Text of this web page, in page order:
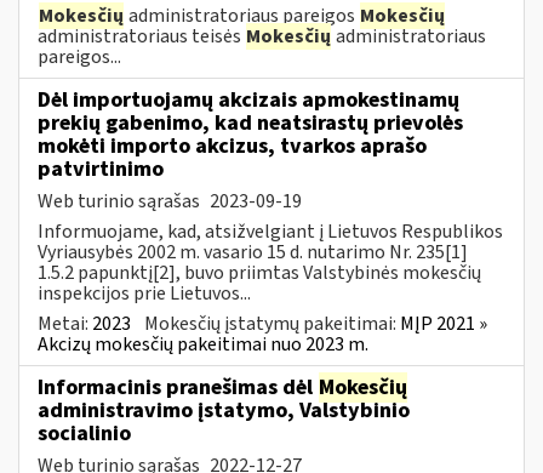
Mokesčių administratoriaus pareigos Mokesčių
administratoriaus teisės Mokesčių administratoriaus
pareigos...
Dėl importuojamų akcizais apmokestinamų
prekių gabenimo, kad neatsirastų prievolės
mokėti importo akcizus, tvarkos aprašo
patvirtinimo
Web turinio sąrašas 2023-09-19
Informuojame, kad, atsižvelgiant į Lietuvos Respublikos
Vyriausybės 2002 m. vasario 15 d. nutarimo Nr. 235[1]
1.5.2 papunktį[2], buvo priimtas Valstybinės mokesčių
inspekcijos prie Lietuvos...
Metai: 2023 Mokesčių įstatymų pakeitimai: MĮP 2021 »
Akcizų mokesčių pakeitimai nuo 2023 m.
Informacinis pranešimas dėl Mokesčių
administravimo įstatymo, Valstybinio
socialinio
Web turinio sąrašas 2022-12-27